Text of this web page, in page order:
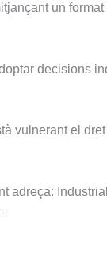
un format
decisions
vulnerant el
adreça: